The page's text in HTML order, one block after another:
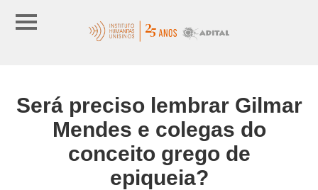
Será preciso lembrar Gilmar
Mendes e colegas do
conceito grego de
epiqueia?